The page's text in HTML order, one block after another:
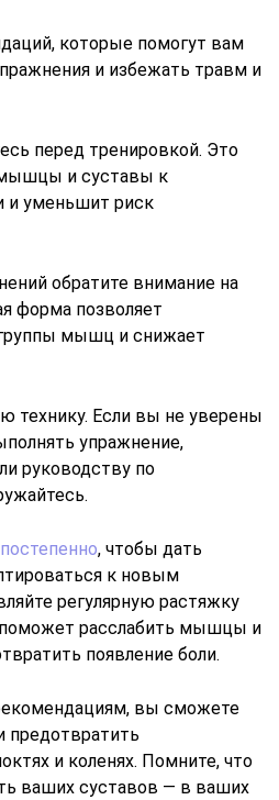
которые помогут вам
и избежать травм и
перед тренировкой. Это
и суставы к
и уменьшит риск
обратите внимание на
форма позволяет
мышц и снижает
технику. Если вы не уверены
упражнение,
руководству по
, чтобы дать
к новым
регулярную растяжку
поможет расслабить мышцы и
появление боли.
вы сможете
и коленях. Помните, что
ваших суставов — в ваших